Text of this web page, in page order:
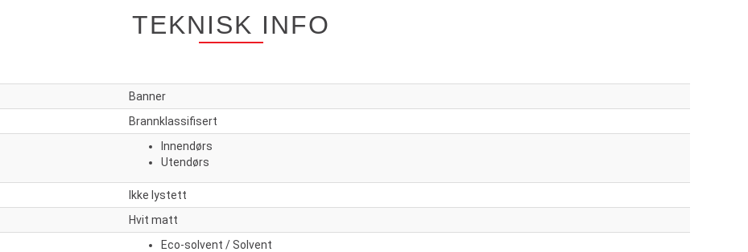
TEKNISK INFO
Banner
Brannklassifisert
Innendørs
Utendørs
Ikke lystett
Hvit matt
Eco-solvent / Solvent